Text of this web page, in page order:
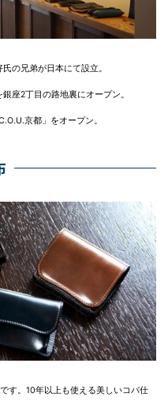
の兄弟が日本にて設立。
座2丁目の路地裏にオープン。
京都」をオープン。
す。10年以上も使える美しいコバ仕